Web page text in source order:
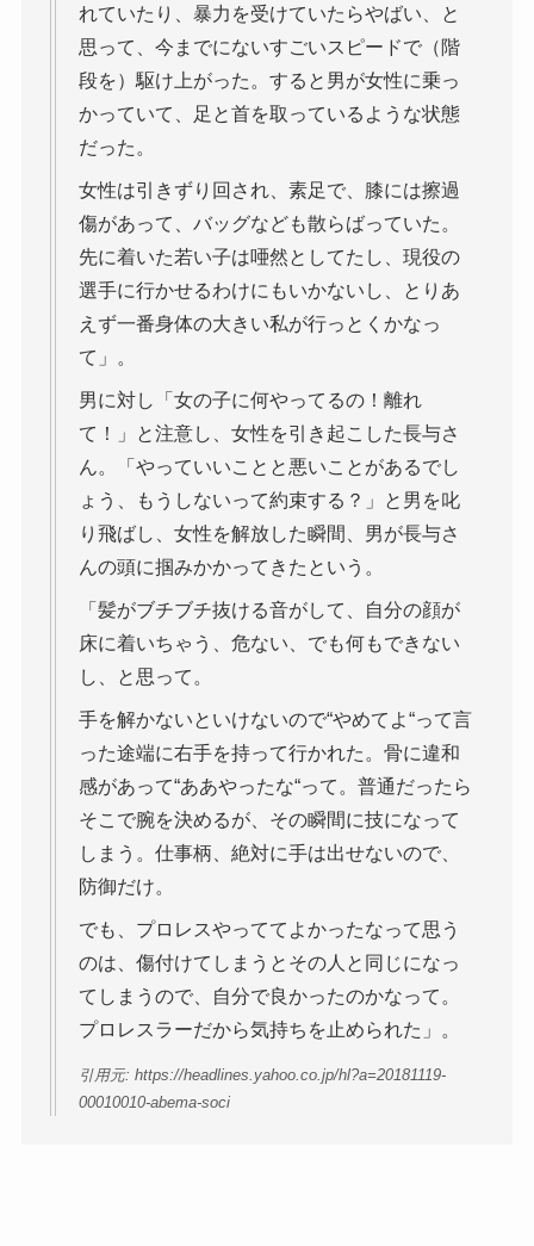
れていたり、暴力を受けていたらやばい、と
思って、今までにないすごいスピードで（階
段を）駆け上がった。すると男が女性に乗っ
かっていて、足と首を取っているような状態
だった。
女性は引きずり回され、素足で、膝には擦過
傷があって、バッグなども散らばっていた。
先に着いた若い子は唖然としてたし、現役の
選手に行かせるわけにもいかないし、とりあ
えず一番身体の大きい私が行っとくかなっ
て」。
男に対し「女の子に何やってるの！離れ
て！」と注意し、女性を引き起こした長与さ
ん。「やっていいことと悪いことがあるでし
ょう、もうしないって約束する？」と男を叱
り飛ばし、女性を解放した瞬間、男が長与さ
んの頭に掴みかかってきたという。
「髪がブチブチ抜ける音がして、自分の顔が
床に着いちゃう、危ない、でも何もできない
し、と思って。
手を解かないといけないので“やめてよ“って言
った途端に右手を持って行かれた。骨に違和
感があって“ああやったな“って。普通だったら
そこで腕を決めるが、その瞬間に技になって
しまう。仕事柄、絶対に手は出せないので、
防御だけ。
でも、プロレスやっててよかったなって思う
のは、傷付けてしまうとその人と同じになっ
てしまうので、自分で良かったのかなって。
プロレスラーだから気持ちを止められた」。
引用元: https://headlines.yahoo.co.jp/hl?a=20181119-
00010010-abema-soci